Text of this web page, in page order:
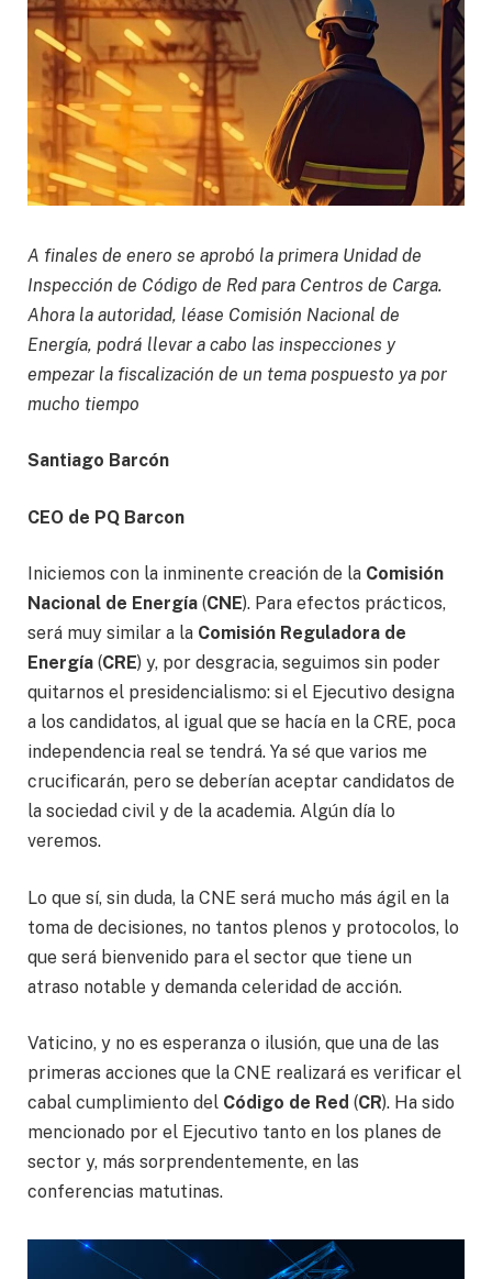
A finales de enero se aprobó la primera Unidad de
Inspección de Código de Red para Centros de Carga.
Ahora la autoridad, léase Comisión Nacional de
Energía, podrá llevar a cabo las inspecciones y
empezar la fiscalización de un tema pospuesto ya por
mucho tiempo
Santiago Barcón
CEO de PQ Barcon
Iniciemos con la inminente creación de la Comisión
Nacional de Energía (CNE). Para efectos prácticos,
será muy similar a la Comisión Reguladora de
Energía (CRE) y, por desgracia, seguimos sin poder
quitarnos el presidencialismo: si el Ejecutivo designa
a los candidatos, al igual que se hacía en la CRE, poca
independencia real se tendrá. Ya sé que varios me
crucificarán, pero se deberían aceptar candidatos de
la sociedad civil y de la academia. Algún día lo
veremos.
Lo que sí, sin duda, la CNE será mucho más ágil en la
toma de decisiones, no tantos plenos y protocolos, lo
que será bienvenido para el sector que tiene un
atraso notable y demanda celeridad de acción.
Vaticino, y no es esperanza o ilusión, que una de las
primeras acciones que la CNE realizará es verificar el
cabal cumplimiento del Código de Red (CR). Ha sido
mencionado por el Ejecutivo tanto en los planes de
sector y, más sorprendentemente, en las
conferencias matutinas.